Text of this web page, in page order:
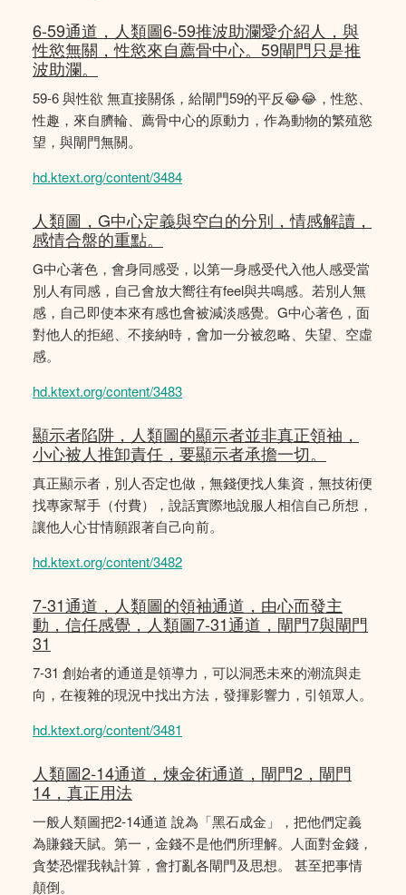
6-59通道，人類圖6-59推波助瀾愛介紹人，與
性慾無關，性慾來自薦骨中心。59閘門只是推
波助瀾。
59-6 與性欲 無直接關係，給閘門59的平反😂😂，性慾、
性趣，來自臍輪、薦骨中心的原動力，作為動物的繁殖慾
望，與閘門無關。
hd.ktext.org/content/3484
人類圖，G中心定義與空白的分別，情感解讀，
感情合盤的重點。
G中心著色，會身同感受，以第一身感受代入他人感受當
別人有同感，自己會放大嚮往有feel與共鳴感。若別人無
感，自己即使本來有感也會被減淡感覺。G中心著色，面
對他人的拒絕、不接納時，會加一分被忽略、失望、空虛
感。
hd.ktext.org/content/3483
顯示者陷阱，人類圖的顯示者並非真正領袖，
小心被人推卸責任，要顯示者承擔一切。
真正顯示者，別人否定也做，無錢便找人集資，無技術便
找專家幫手（付費），說話實際地說服人相信自己所想，
讓他人心甘情願跟著自己向前。
hd.ktext.org/content/3482
7-31通道，人類圖的領袖通道，由心而發主
動，信任感覺，人類圖7-31通道，閘門7與閘門
31
7-31 創始者的通道是領導力，可以洞悉未來的潮流與走
向，在複雜的現況中找出方法，發揮影響力，引領眾人。
hd.ktext.org/content/3481
人類圖2-14通道，煉金術通道，閘門2，閘門
14，真正用法
一般人類圖把2-14通道 說為「黑石成金」，把他們定義
為賺錢天賦。第一，金錢不是他們所理解。人面對金錢，
貪婪恐懼我執計算，會打亂各閘門及思想。 甚至把事情
顛倒。